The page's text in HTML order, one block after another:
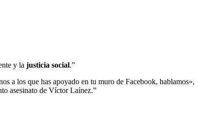
y la justicia social.”
a los que has apoyado en tu muro de Facebook, hablamos»,
asesinato de Víctor Laínez.”